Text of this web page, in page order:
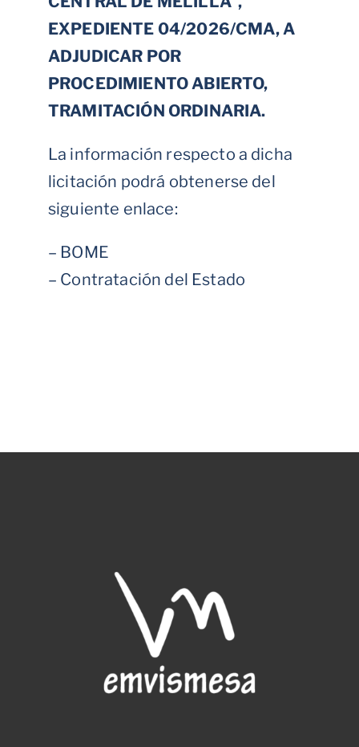
EXPEDIENTE 04/2026/CMA, A
ADJUDICAR POR
PROCEDIMIENTO ABIERTO,
TRAMITACIÓN ORDINARIA.
La información respecto a dicha
licitación podrá obtenerse del
siguiente enlace:
– BOME
– Contratación del Estado